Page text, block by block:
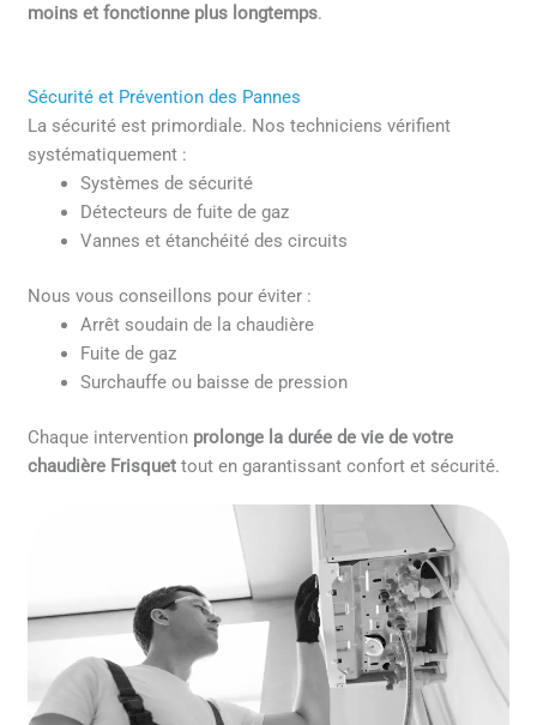
moins et fonctionne plus longtemps.
Sécurité et Prévention des Pannes
La sécurité est primordiale. Nos techniciens vérifient
systématiquement :
Systèmes de sécurité
Détecteurs de fuite de gaz
Vannes et étanchéité des circuits
Nous vous conseillons pour éviter :
Arrêt soudain de la chaudière
Fuite de gaz
Surchauffe ou baisse de pression
Chaque intervention prolonge la durée de vie de votre
chaudière Frisquet tout en garantissant confort et sécurité.